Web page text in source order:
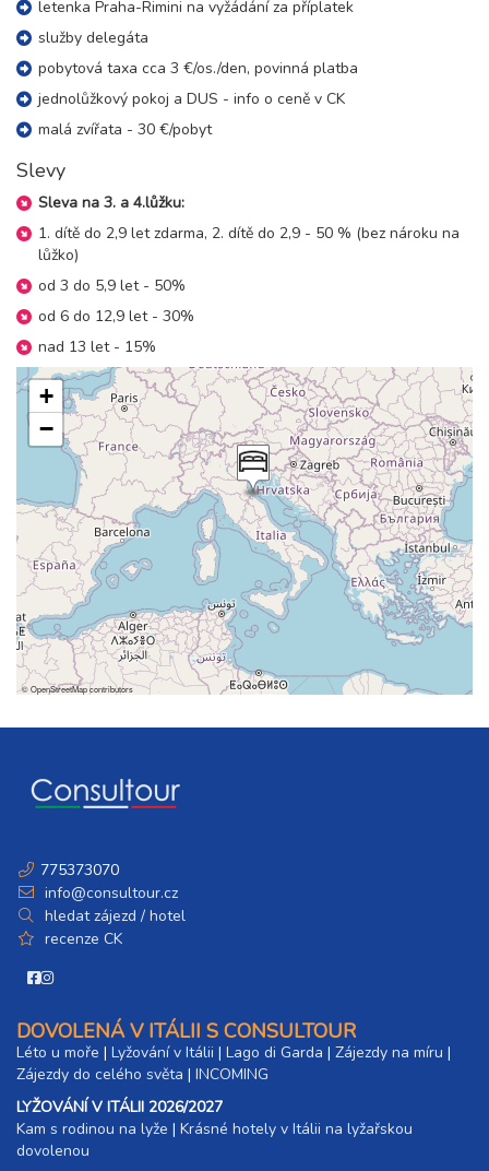
letenka Praha-Rimini na vyžádání za příplatek
služby delegáta
pobytová taxa cca 3 €/os./den, povinná platba
jednolůžkový pokoj a DUS - info o ceně v CK
malá zvířata - 30 €/pobyt
Slevy
Sleva na 3. a 4.lůžku:
1. dítě do 2,9 let zdarma, 2. dítě do 2,9 - 50 % (bez nároku na
lůžko)
od 3 do 5,9 let - 50%
od 6 do 12,9 let - 30%
nad 13 let - 15%
+
−
©OpenStreetMapcontributors
775373070
info@consultour.cz
hledat zájezd / hotel
recenze CK
DOVOLENÁ V ITÁLII S CONSULTOUR
Léto u moře | Lyžování v Itálii | Lago di Garda | Zájezdy na míru |
Zájezdy do celého světa | INCOMING
LYŽOVÁNÍ V ITÁLII 2026/2027
Kam s rodinou na lyže |​ Krásné hotely v Itálii na lyžařskou
dovolenou